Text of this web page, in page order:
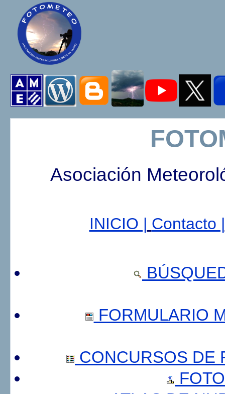
Asociación
INICIO | Contacto |
FORMULARIO
CONCURSOS DE